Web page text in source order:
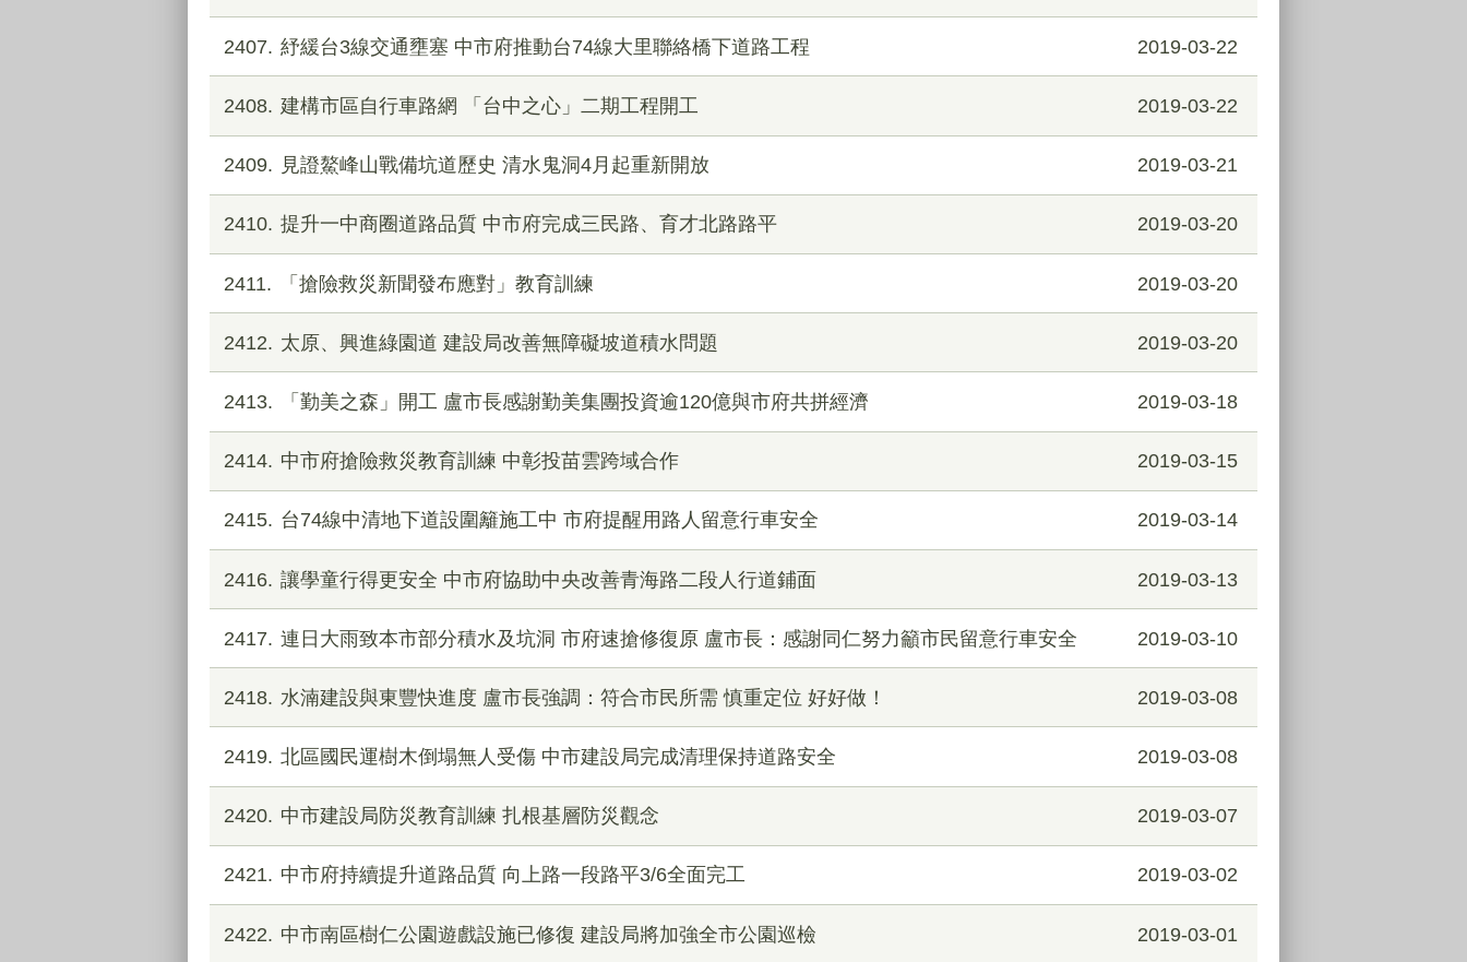
2407 紓緩台3線交通壅塞 中市府推動台74線大里聯絡橋下道路工程 2019-03-22
2408 建構市區自行車路網 「台中之心」二期工程開工 2019-03-22
2409 見證鰲峰山戰備坑道歷史 清水鬼洞4月起重新開放 2019-03-21
2410 提升一中商圈道路品質 中市府完成三民路、育才北路路平 2019-03-20
2411 「搶險救災新聞發布應對」教育訓練 2019-03-20
2412 太原、興進綠園道 建設局改善無障礙坡道積水問題 2019-03-20
2413 「勤美之森」開工 盧市長感謝勤美集團投資逾120億與市府共拼經濟 2019-03-18
2414 中市府搶險救災教育訓練 中彰投苗雲跨域合作 2019-03-15
2415 台74線中清地下道設圍籬施工中 市府提醒用路人留意行車安全 2019-03-14
2416 讓學童行得更安全 中市府協助中央改善青海路二段人行道鋪面 2019-03-13
2417 連日大雨致本市部分積水及坑洞 市府速搶修復原 盧市長：感謝同仁努力籲市民留意行車安全 2019-03-10
2418 水湳建設與東豐快進度 盧市長強調：符合市民所需 慎重定位 好好做！ 2019-03-08
2419 北區國民運樹木倒塌無人受傷 中市建設局完成清理保持道路安全 2019-03-08
2420 中市建設局防災教育訓練 扎根基層防災觀念 2019-03-07
2421 中市府持續提升道路品質 向上路一段路平3/6全面完工 2019-03-02
2422 中市南區樹仁公園遊戲設施已修復 建設局將加強全市公園巡檢 2019-03-01